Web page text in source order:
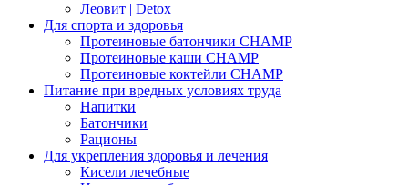
Леовит | Detox
Для спорта и здоровья
Протеиновые батончики CHAMP
Протеиновые каши CHAMP
Протеиновые коктейли CHAMP
Питание при вредных условиях труда
Напитки
Батончики
Рационы
Для укрепления здоровья и лечения
Кисели лечебные